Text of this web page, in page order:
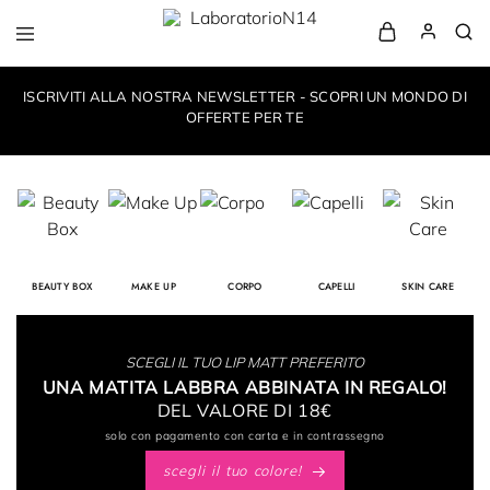
LaboratorioN14
your
make-
ISCRIVITI ALLA NOSTRA NEWSLETTER - SCOPRI UN MONDO DI
OFFERTE PER TE
BEAUTY BOX MAKE UP CORPO CAPELLI SKIN CARE
SCEGLI IL TUO LIP MATT PREFERITO
UNA MATITA LABBRA ABBINATA IN REGALO!
DEL VALORE DI 18€
solo con pagamento con carta e in contrassegno
scegli il tuo colore!